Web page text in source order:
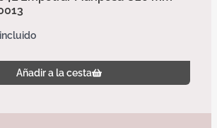
incluido
Añadir a la cesta